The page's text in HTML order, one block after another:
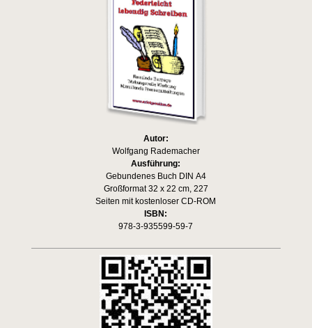
Autor:
Wolfgang Rademacher
Ausführung:
Gebundenes Buch DIN A4
Großformat 32 x 22 cm, 227
Seiten mit kostenloser CD-ROM
ISBN:
978-3-935599-59-7